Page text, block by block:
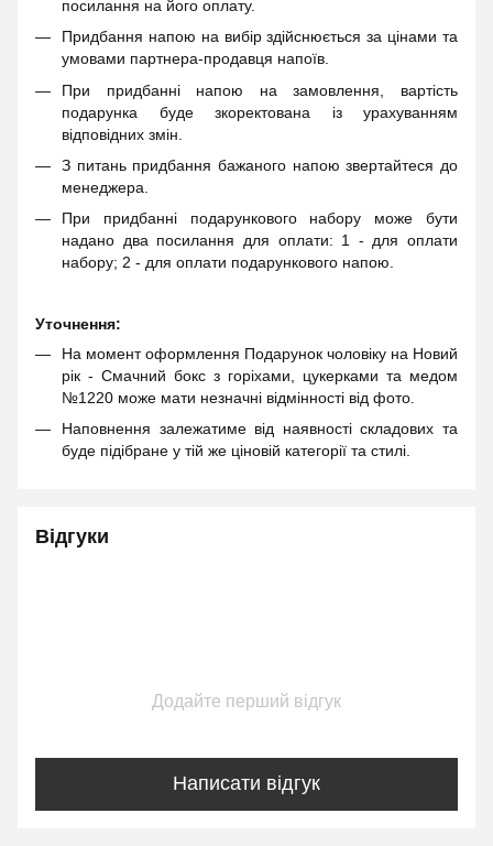
посилання на його оплату.
Придбання напою на вибір здійснюється за цінами та
умовами партнера-продавця напоїв.
При придбанні напою на замовлення, вартість
подарунка буде зкоректована із урахуванням
відповідних змін.
З питань придбання бажаного напою звертайтеся до
менеджера.
При придбанні подарункового набору може бути
надано два посилання для оплати: 1 - для оплати
набору; 2 - для оплати подарункового напою.
Уточнення:
На момент оформлення Подарунок чоловіку на Новий
рік - Смачний бокс з горіхами, цукерками та медом
№1220 може мати незначні відмінності від фото.
Наповнення залежатиме від наявності складових та
буде підібране у тій же ціновій категорії та стилі.
Відгуки
Додайте перший відгук
Написати відгук